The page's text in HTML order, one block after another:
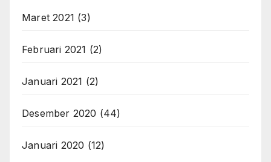
Maret 2021 (3)
Februari 2021 (2)
Januari 2021 (2)
Desember 2020 (44)
Januari 2020 (12)